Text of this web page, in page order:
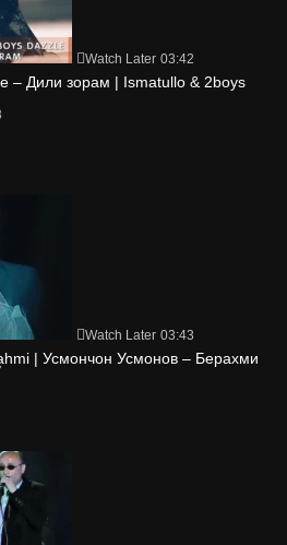
Watch Later 03:42
– Дили зорам | Ismatullo & 2boys
Watch Later 03:43
| Усмончон Усмонов – Берахми